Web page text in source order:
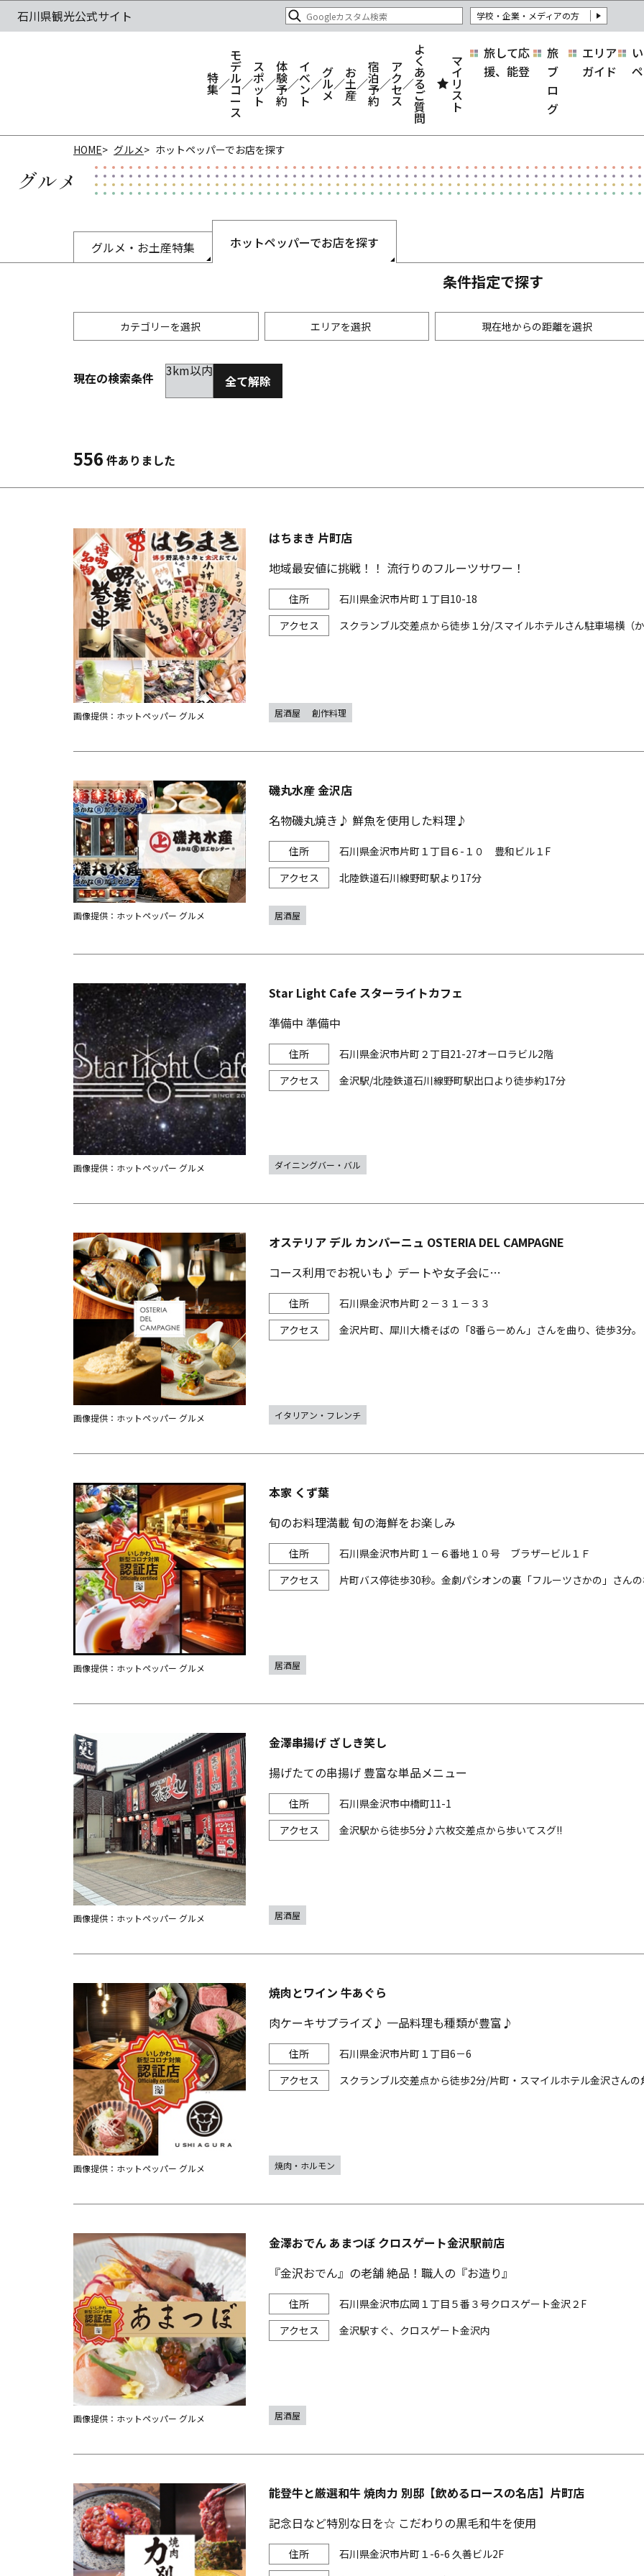
学校・企業・メディアの方
特
集
モ
デ
ル
コ
ー
ス
ス
ポ
ッ
ト
体
験
予
約
イ
ベ
ン
ト
グ
ル
メ
お
土
産
宿
泊
予
約
ア
ク
セ
ス
よ
く
あ
る
ご
質
問
マ
イ
リ
ス
ト
旅して応
援、能登
旅
ブ
ロ
グ
エリア
ガイド
HOME グルメ ホットペッパーでお店を探す
グルメ
グルメ・お土産特集 ホットペッパーでお店を探す
条件指定で探す
カテゴリーを選択 エリアを選択 現在地からの距離を選択
居酒屋
韓国料理
その他グルメ
金沢(片町･香林坊･にし茶屋周辺)
金沢市他・野々市・白山・内灘
未選択
現在の検索条件 3km以内
全て解除
556 件ありました
はちまき 片町店
地域最安値に挑戦！！ 流行りのフルーツサワー！
石川県金沢市片町１丁目10-18
スクランブル交差点から徒歩１分/スマイルホテルさん駐車場横（
画像提供：ホットペッパー グルメ 居酒屋 創作料理
磯丸水産 金沢店
名物磯丸焼き♪ 鮮魚を使用した料理♪
石川県金沢市片町１丁目６-１０ 豊和ビル１F
北陸鉄道石川線野町駅より17分
画像提供：ホットペッパー グルメ 居酒屋
Star Light Cafe スターライトカフェ
準備中 準備中
石川県金沢市片町２丁目21-27オーロラビル2階
金沢駅/北陸鉄道石川線野町駅出口より徒歩約17分
画像提供：ホットペッパー グルメ ダイニングバー・バル
オステリア デル カンパーニュ OSTERIA DEL CAMPAGNE
コース利用でお祝いも♪ デートや女子会に…
石川県金沢市片町２－３１－３３
金沢片町、犀川大橋そばの「8番らーめん」さんを曲り、徒歩3分。
画像提供：ホットペッパー グルメ イタリアン・フレンチ
本家 くず葉
旬のお料理満載 旬の海鮮をお楽しみ
石川県金沢市片町１－６番地１０号 ブラザービル１Ｆ
片町バス停徒歩30秒。金劇パシオンの裏「フルーツさかの」さんの
画像提供：ホットペッパー グルメ 居酒屋
金澤串揚げ ざしき笑し
揚げたての串揚げ 豊富な単品メニュー
石川県金沢市中橋町11-1
金沢駅から徒歩5分♪六枚交差点から歩いてスグ!!
画像提供：ホットペッパー グルメ 居酒屋
焼肉とワイン 牛あぐら
肉ケーキサプライズ♪ 一品料理も種類が豊富♪
石川県金沢市片町１丁目6－6
スクランブル交差点から徒歩2分/片町・スマイルホテル金沢さん
画像提供：ホットペッパー グルメ 焼肉・ホルモン
金澤おでん あまつぼ クロスゲート金沢駅前店
『金沢おでん』の老舗 絶品！職人の『お造り』
石川県金沢市広岡１丁目５番３号クロスゲート金沢２F
金沢駅すぐ、クロスゲート金沢内
画像提供：ホットペッパー グルメ 居酒屋
能登牛と厳選和牛 焼肉力 別邸【飲めるロースの名店】片町店
記念日など特別な日を☆ こだわりの黒毛和牛を使用
石川県金沢市片町１-6-6 久善ビル2F